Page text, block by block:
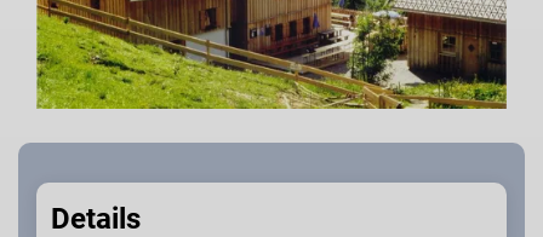
Details